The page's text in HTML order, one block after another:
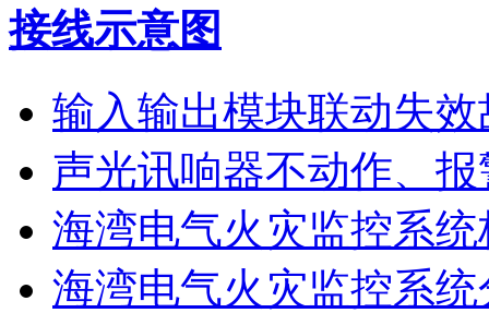
接线示意图
输入输出模块联动失效
声光讯响器不动作、
海湾电气火灾监控系
海湾电气火灾监控系